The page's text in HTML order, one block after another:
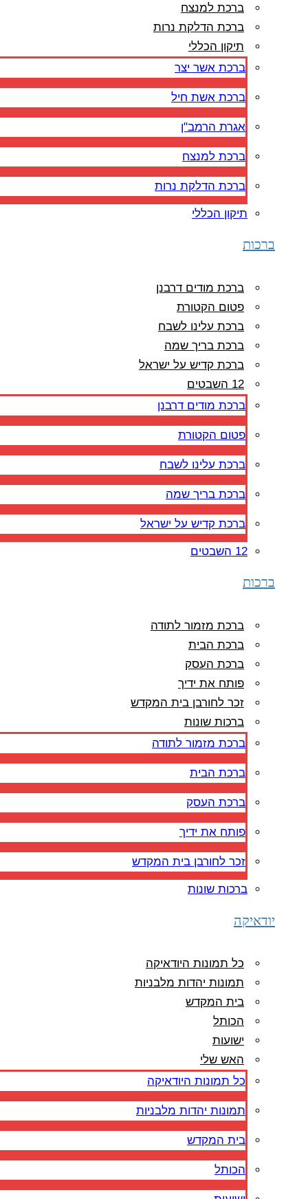
ברכת למנצח
ברכת הדלקת נרות
תיקון הכללי
ברכת אשר יצר
ברכת אשת חיל
אגרת הרמב"ן
ברכת למנצח
ברכת הדלקת נרות
תיקון הכללי
ברכת מודים דרבנן
פטום הקטורת
ברכת עלינו לשבח
ברכת בריך שמה
ברכת קדיש על ישראל
ברכת מודים דרבנן
פטום הקטורת
ברכת עלינו לשבח
ברכת בריך שמה
ברכת קדיש על ישראל
ברכת מזמור לתודה
ברכת הבית
ברכת העסק
פותח את ידיך
זכר לחורבן בית המקדש
ברכות שונות
ברכת מזמור לתודה
ברכת הבית
ברכת העסק
פותח את ידיך
זכר לחורבן בית המקדש
ברכות שונות
יודאיקה
כל תמונות היודאיקה
תמונות יהדות מלבניות
בית המקדש
הכותל
ישועות
האש שלי
כל תמונות היודאיקה
תמונות יהדות מלבניות
בית המקדש
הכותל